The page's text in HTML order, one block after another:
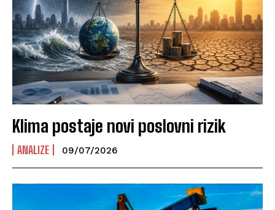
Klima postaje novi poslovni rizik
ANALIZE 09/07/2026